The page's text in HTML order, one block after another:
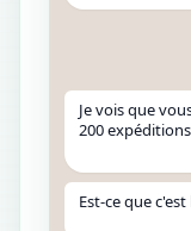
Je vois que
200
Est-ce que c'est